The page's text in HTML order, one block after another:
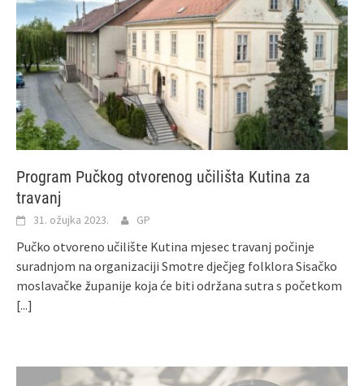
Program Pučkog otvorenog učilišta Kutina za
travanj
31. ožujka 2023. GP
Pučko otvoreno učilište Kutina mjesec travanj počinje
suradnjom na organizaciji Smotre dječjeg folklora Sisačko
moslavačke županije koja će biti održana sutra s početkom
[...]